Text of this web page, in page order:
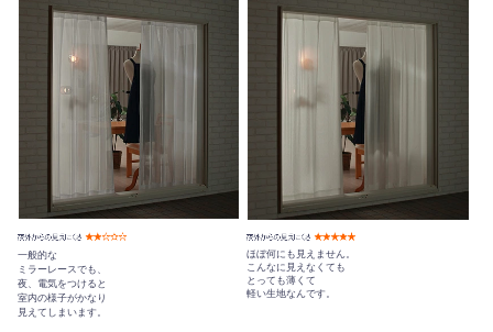
一般的な
ミラーレースでも、
夜、電気をつけると
室内の様子がかなり
見えてしまいます。
ほぼ何にも見えません。
こんなに見えなくても
とっても薄くて
軽い生地なんです。